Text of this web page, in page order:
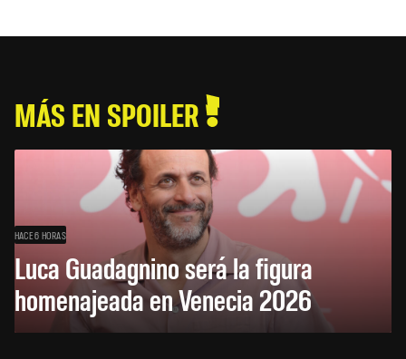
MÁS EN SPOILER
HACE 6 HORAS
Luca Guadagnino será la figura
homenajeada en Venecia 2026